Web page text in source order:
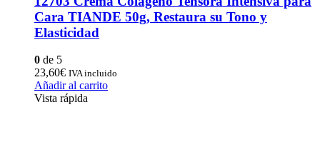
Cara TIANDE 50g, Restaura su Tono y
Elasticidad
0 de 5
23,60€ IVA incluido
Añadir al carrito
Vista rápida